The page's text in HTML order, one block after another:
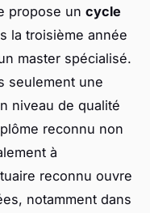
propose un cycle
la troisième année
master spécialisé.
seulement une
niveau de qualité
reconnu non
à
reconnu ouvre
notamment dans